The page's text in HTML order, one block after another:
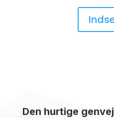
Den hurtige genvej